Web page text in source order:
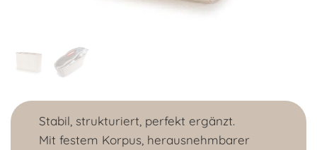
Stabil, strukturiert, perfekt ergänzt.
Mit festem Korpus, herausnehmbarer